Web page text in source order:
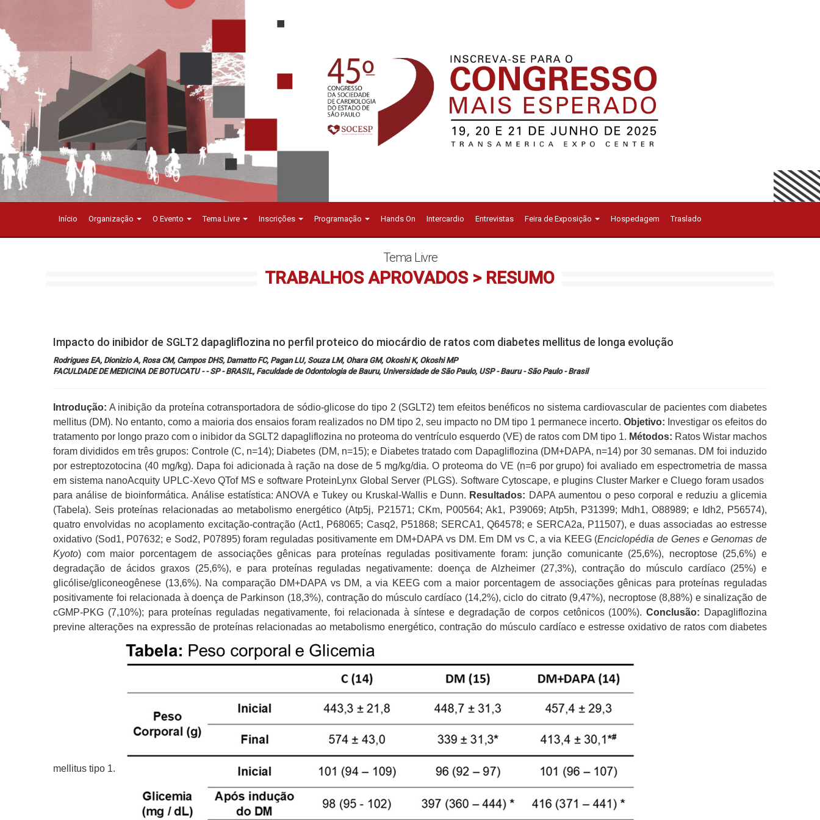
Início Organização O Evento Tema Livre Inscrições Programação Hands On Intercardio Entrevistas Feira de Exposição Hospedagem Traslado
Tema Livre
TRABALHOS APROVADOS > RESUMO
Impacto do inibidor de SGLT2 dapagliflozina no perfil proteico do miocárdio de ratos com diabetes mellitus de longa evolução
Rodrigues EA, Dionizio A, Rosa CM, Campos DHS, Damatto FC, Pagan LU, Souza LM, Ohara GM, Okoshi K, Okoshi MP
FACULDADE DE MEDICINA DE BOTUCATU - - SP - BRASIL, Faculdade de Odontologia de Bauru, Universidade de São Paulo, USP - Bauru - São Paulo - Brasil
Introdução: A inibição da proteína cotransportadora de sódio-glicose do tipo 2 (SGLT2) tem efeitos benéficos no sistema cardiovascular de pacientes com diabetes
mellitus (DM). No entanto, como a maioria dos ensaios foram realizados no DM tipo 2, seu impacto no DM tipo 1 permanece incerto. Objetivo: Investigar os efeitos do
tratamento por longo prazo com o inibidor da SGLT2 dapagliflozina no proteoma do ventrículo esquerdo (VE) de ratos com DM tipo 1. Métodos: Ratos Wistar machos
foram divididos em três grupos: Controle (C, n=14); Diabetes (DM, n=15); e Diabetes tratado com Dapagliflozina (DM+DAPA, n=14) por 30 semanas. DM foi induzido
por estreptozotocina (40 mg/kg). Dapa foi adicionada à ração na dose de 5 mg/kg/dia. O proteoma do VE (n=6 por grupo) foi avaliado em espectrometria de massa
em sistema nanoAcquity UPLC-Xevo QTof MS e software ProteinLynx Global Server (PLGS). Software Cytoscape, e plugins Cluster Marker e Cluego foram usados ​​
para análise de bioinformática. Análise estatística: ANOVA e Tukey ou Kruskal-Wallis e Dunn. Resultados: DAPA aumentou o peso corporal e reduziu a glicemia
(Tabela). Seis proteínas relacionadas ao metabolismo energético (Atp5j, P21571; CKm, P00564; Ak1, P39069; Atp5h, P31399; Mdh1, O88989; e Idh2, P56574),
quatro envolvidas no acoplamento excitação-contração (Act1, P68065; Casq2, P51868; SERCA1, Q64578; e SERCA2a, P11507), e duas associadas ao estresse
oxidativo (Sod1, P07632; e Sod2, P07895) foram reguladas positivamente em DM+DAPA vs DM. Em DM vs C, a via KEEG (Enciclopédia de Genes e Genomas de
Kyoto) com maior porcentagem de associações gênicas para proteínas reguladas positivamente foram: junção comunicante (25,6%), necroptose (25,6%) e
degradação de ácidos graxos (25,6%), e para proteínas reguladas negativamente: doença de Alzheimer (27,3%), contração do músculo cardíaco (25%) e
glicólise/gliconeogênese (13,6%). Na comparação DM+DAPA vs DM, a via KEEG com a maior porcentagem de associações gênicas para proteínas reguladas
positivamente foi relacionada à doença de Parkinson (18,3%), contração do músculo cardíaco (14,2%), ciclo do citrato (9,47%), necroptose (8,88%) e sinalização de
cGMP-PKG (7,10%); para proteínas reguladas negativamente, foi relacionada à síntese e degradação de corpos cetônicos (100%).Conclusão: Dapagliflozina
previne alterações na expressão de proteínas relacionadas ao metabolismo energético, contração do músculo cardíaco e estresse oxidativo de ratos com diabetes
mellitus tipo 1.